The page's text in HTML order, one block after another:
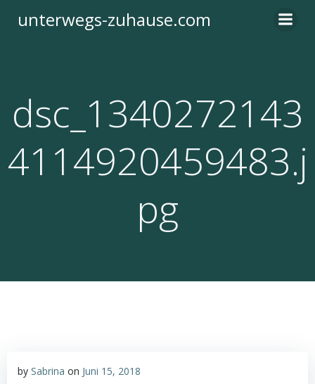
Inhalt
unterwegs-zuhause.com
dsc_1340272143
4114920459483.j
pg
by Sabrina on Juni 15, 2018